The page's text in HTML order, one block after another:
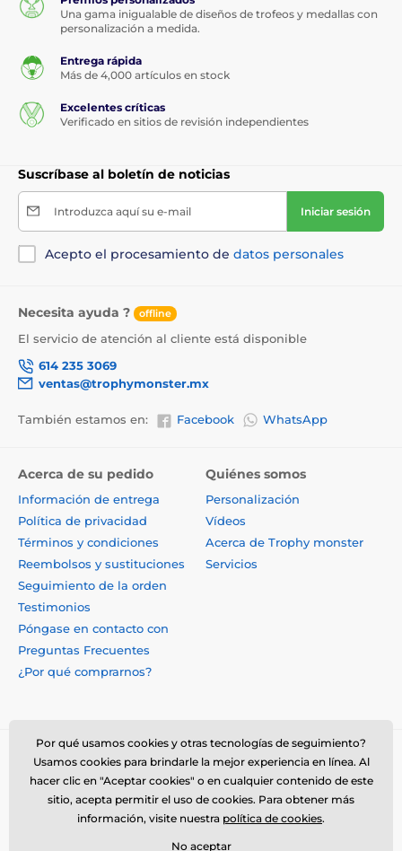
Una gama inigualable de diseños de trofeos y medallas con
personalización a medida.
Entrega rápida
Más de 4,000 artículos en stock
Excelentes críticas
Verificado en sitios de revisión independientes
Suscríbase al boletín de noticias
Introduzca aquí su e-mail Iniciar sesión
Acepto el procesamiento de datos personales
Necesita ayuda ? offline
El servicio de atención al cliente está disponible
614 235 3069
ventas@trophymonster.mx
También estamos en: Facebook WhatsApp
Acerca de su pedido
Información de entrega
Política de privacidad
Términos y condiciones
Reembolsos y sustituciones
Seguimiento de la orden
Testimonios
Póngase en contacto con
Preguntas Frecuentes
¿Por qué comprarnos?
Quiénes somos
Personalización
Vídeos
Acerca de Trophy monster
Servicios
Por qué usamos cookies y otras tecnologías de seguimiento?
Usamos cookies para brindarle la mejor experiencia en línea. Al
hacer clic en "Aceptar cookies" o en cualquier contenido de este
sitio, acepta permitir el uso de cookies. Para obtener más
información, visite nuestra política de cookies.
No aceptar